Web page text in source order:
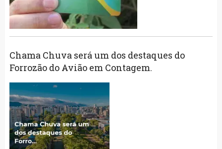
Chama Chuva será um dos destaques do
Forrozão do Avião em Contagem.